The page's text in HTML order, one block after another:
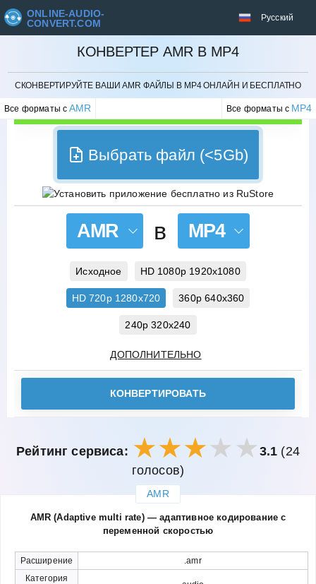
ONLINE-AUDIO-
CONVERT.COM
Русский
КОНВЕРТЕР AMR В MP4
СКОНВЕРТИРУЙТЕ ВАШИ AMR ФАЙЛЫ В MP4 ОНЛАЙН И БЕСПЛАТНО
Все форматы сAMR Все форматы с MP4
ОТМЕНИТЬ
Выбрать файл (<5Gb)
AMR в MP4
Исходное HD 1080p 1920x1080
HD 720p 1280x720 360p 640x360
240p 320x240
ДОПОЛНИТЕЛЬНО
КОНВЕРТИРОВАТЬ
Рейтинг сервиса: 3.1 (24
голосов)
AMR
AMR (Adaptive multi rate) — адаптивное кодирование с
переменной скоростью
Расширение
.amr
Категория